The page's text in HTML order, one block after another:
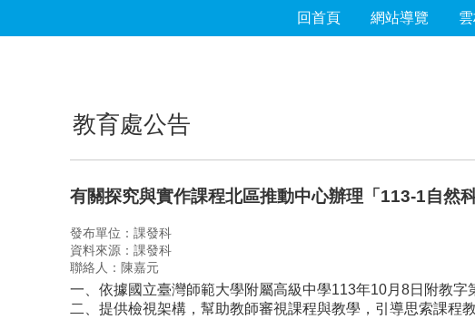
回首頁 網站導覽
教育處公告
有關探究與實作課程北區推動中心辦理「113-1自然
發布單位：課發科
資料來源：課發科
聯絡人：陳嘉元
一、依據國立臺灣師範大學附屬高級中學113年10月8日附教字
二、提供檢視架構，幫助教師審視課程與教學，引導思索課程